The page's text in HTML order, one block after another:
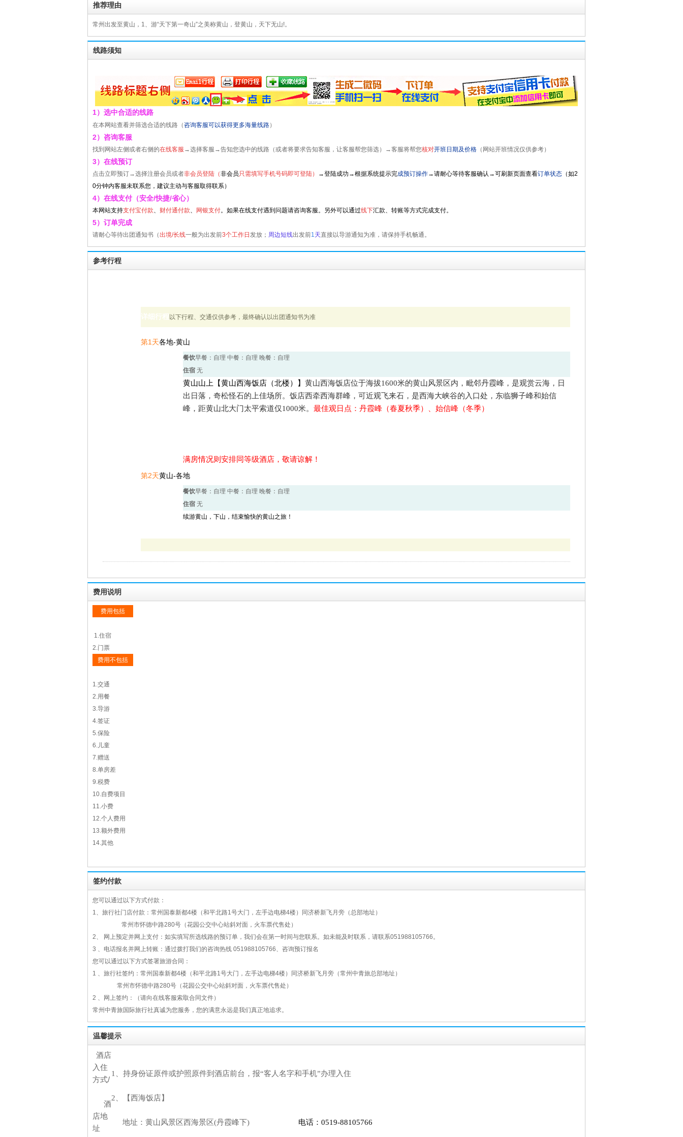
推荐理由
常州出发至黄山，1、游“天下第一奇山”之美称黄山，登黄山，天下无山!。
线路须知
1）选中合适的线路
在本网站查看并筛选合适的线路（ 咨询客服可以获得更多海量线路）
2）咨询客服
找到网站左侧或者右侧的在线客服 →选择客服→告知您选中的线路（或者将要求告知客服，让客服帮您筛选）→客服将帮您核对开班日期及价格 （网站开班情况仅供参考）
3）在线预订
点击立即预订→选择注册会员或者非会员登陆（非会员只需填写手机号码即可登陆） →登陆成功→根据系统提示完成预订操作→请耐心等待客服确认→可刷新页面查看订单状态 （如2
0分钟内客服未联系您，建议主动与客服取得联系）
4）在线支付（安全/快捷/省心）
本网站支持支付宝付款、 财付通付款、 网银支付。如果在线支付遇到问题请咨询客服。另外可以通过线下汇款、转账等方式完成支付。
5）订单完成
请耐心等待出团通知书（出境/长线一般为出发前3个工作日 发放； 周边短线出发前1天直接以导游通知为准，请保持手机畅通。
参考行程
详细行程 以下行程、交通仅供参考，最终确认以出团通知书为准
第1天各地-黄山
餐饮早餐：自理 中餐：自理 晚餐：自理
住宿 无
黄山山上【黄山西海饭店（北楼）】 黄山西海饭店位于海拔1600米的黄山风景区内，毗邻丹霞峰，是观赏云海，日
出日落，奇松怪石的上佳场所。饭店西牵西海群峰，可近观飞来石，是西海大峡谷的入口处，东临狮子峰和始信
峰，距黄山北大门太平索道仅1000米。 最佳观日点：丹霞峰（春夏秋季）、始信峰（冬季）
满房情况则安排同等级酒店，敬请谅解！
第2天黄山-各地
餐饮早餐：自理 中餐：自理 晚餐：自理
住宿 无
续游黄山，下山，结束愉快的黄山之旅！
费用说明
费用包括
1.住宿
2.门票
费用不包括
1.交通
2.用餐
3.导游
4.签证
5.保险
6.儿童
7.赠送
8.单房差
9.税费
10.自费项目
11.小费
12.个人费用
13.额外费用
14.其他
签约付款
您可以通过以下方式付款：
1、旅行社门店付款：常州国泰新都4楼（和平北路1号大门，左手边电梯4楼）同济桥新飞月旁（总部地址）
常州市怀德中路280号（花园公交中心站斜对面，火车票代售处）
2、 网上预定并网上支付：如实填写所选线路的预订单，我们会在第一时间与您联系。如未能及时联系，请联系051988105766。
3 、电话报名并网上转账：通过拨打我们的咨询热线 051988105766、咨询预订报名
您可以通过以下方式签署旅游合同：
1 、旅行社签约：常州国泰新都4楼（和平北路1号大门，左手边电梯4楼）同济桥新飞月旁（常州中青旅总部地址）
常州市怀德中路280号（花园公交中心站斜对面，火车票代售处）
2 、网上签约：（请向在线客服索取合同文件）
常州中青旅国际旅行社真诚为您服务，您的满意永远是我们真正地追求。
温馨提示
酒店
入住
方式/
酒
店地
址
1 、持身份证原件或护照原件到酒店前台，报“客人名字和手机”办理入住
2 、【西海饭店】
地址：黄山风景区西海景区(丹霞峰下) 电话： 0519-88105766